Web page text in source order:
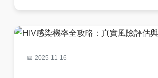
2025-11-16